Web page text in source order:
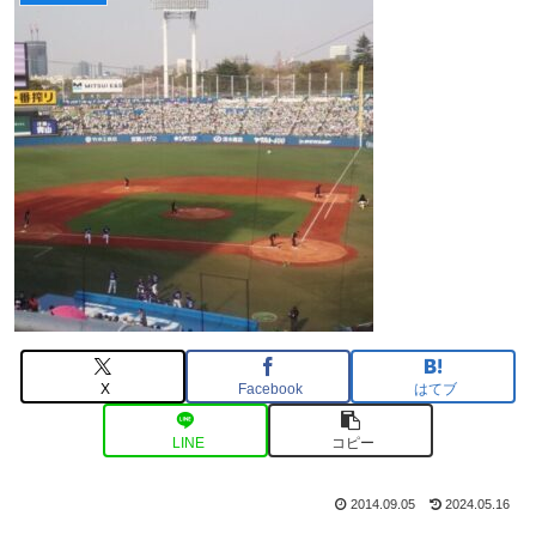
X Facebook はてブ
LINE コピー
2014.09.05 2024.05.16